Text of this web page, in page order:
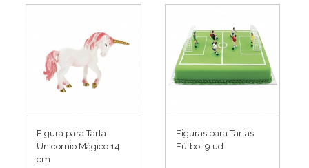
Figura para Tarta
Unicornio Mágico 14
cm
Figuras para Tartas
Fútbol 9 ud